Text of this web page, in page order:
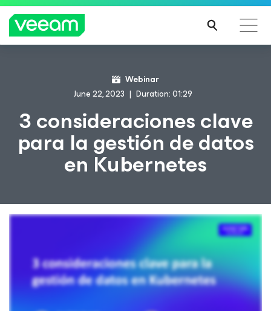
Webinar
June 22, 2023
Duration: 01:29
3 consideraciones clave
para la gestión de datos
en Kubernetes